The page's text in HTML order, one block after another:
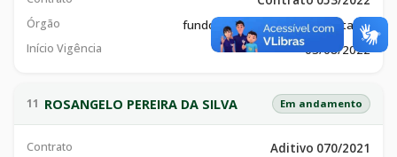
Órgão fundo municipal de saúde catalão
Início Vigência 03/08/2022
11 ROSANGELO PEREIRA DA SILVA Em andamento
Contrato Aditivo 070/2021